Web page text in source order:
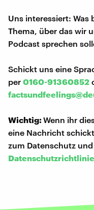
Uns interessiert: Was
Thema, über das wir
Podcast sprechen
Schickt uns eine
per 0160-91360852
Wichtig:Wenn ihr
eine Nachricht
zum Datenschutz